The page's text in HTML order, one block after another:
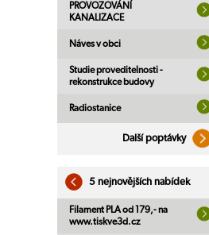
PROVOZOVÁNÍ
KANALIZACE
Náves v obci
Studie proveditelnosti -
rekonstrukce budovy
Radiostanice
Další poptávky
5 nejnovějších nabídek
Filament PLA od 179,- na
www.tiskve3d.cz